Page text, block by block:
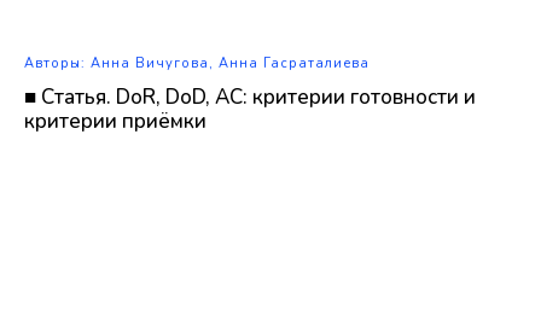
Авторы: Анна Вичугова, Анна Гасраталиева
■ Статья. DoR, DoD, AC: критерии готовности и
критерии приёмки